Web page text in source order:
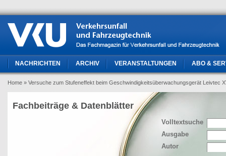
NACHRICHTEN ARCHIV VERANSTALTUNGEN ABO &
Home » Versuche zum Stufeneffekt beim Geschwindigkeitsüberwachungsgerät Leivtec
Volltextsuche
Ausgabe
Autor
Fachbeiträge & Datenblätter